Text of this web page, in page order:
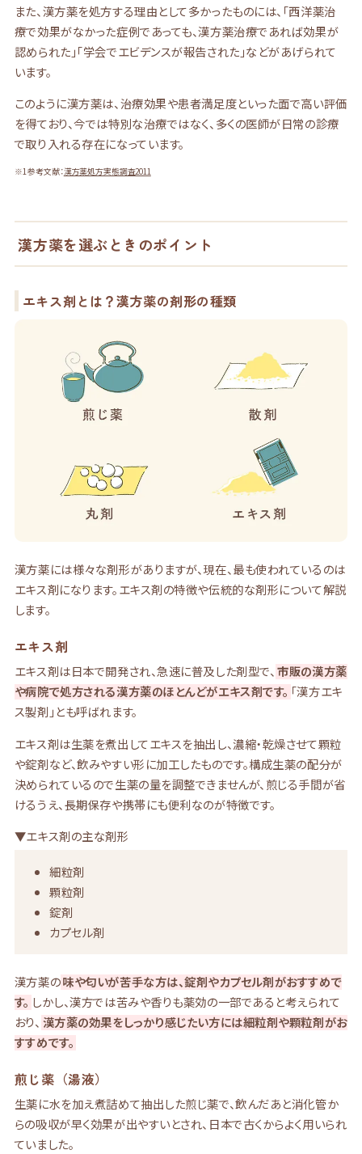
また、漢方薬を処方する理由として多かったものには、「西洋薬治
療で効果がなかった症例であっても、漢方薬治療であれば効果が
認められた」「学会でエビデンスが報告された」などがあげられて
います。
このように漢方薬は、治療効果や患者満足度といった面で高い評価
を得ており、今では特別な治療ではなく、多くの医師が日常の診療
で取り入れる存在になっています。
※1 参考文献：漢方薬処方実態調査2011
漢方薬を選ぶときのポイント
エキス剤とは？漢方薬の剤形の種類
漢方薬には様々な剤形がありますが、現在、最も使われているのは
エキス剤になります。エキス剤の特徴や伝統的な剤形について解説
します。
エキス剤
エキス剤は日本で開発され、急速に普及した剤型で、 市販の漢方薬
や病院で処方される漢方薬のほとんどがエキス剤です。 「漢方エキ
ス製剤」とも呼ばれます。
エキス剤は生薬を煮出してエキスを抽出し、濃縮・乾燥させて顆粒
や錠剤など、飲みやすい形に加工したものです。構成生薬の配分が
決められているので生薬の量を調整できませんが、煎じる手間が省
けるうえ、長期保存や携帯にも便利なのが特徴です。
▼エキス剤の主な剤形
細粒剤
顆粒剤
錠剤
カプセル剤
漢方薬の味や匂いが苦手な方は、錠剤やカプセル剤がおすすめで
す。 しかし、漢方では苦みや香りも薬効の一部であると考えられて
おり、 漢方薬の効果をしっかり感じたい方には細粒剤や顆粒剤がお
すすめです。
煎じ薬（湯液）
生薬に水を加え煮詰めて抽出した煎じ薬で、飲んだあと消化管か
らの吸収が早く効果が出やすいとされ、日本で古くからよく用いられ
ていました。